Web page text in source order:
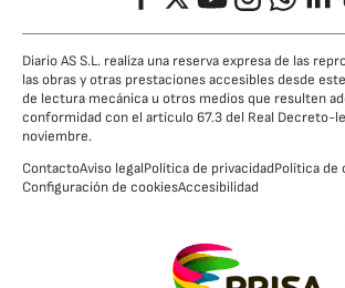
Diario AS S.L. realiza una reserva expresa de las
las obras y otras prestaciones accesibles desde
de lectura mecánica u otros medios que resulten
conformidad con el artículo 67.3 del Real Decreto-
noviembre.
ContactoAviso legalPolítica de privacidadPolítica de
Configuración de cookiesAccesibilidad